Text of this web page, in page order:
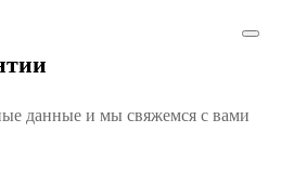
MES1428
MES1428
данные и мы свяжемся с вами